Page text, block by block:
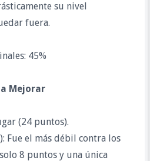
su nivel
fuera.
45%
a Mejorar
(24 puntos).
Fue el más débil contra los
8 puntos y una única